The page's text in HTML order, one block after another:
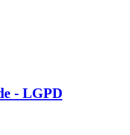
- LGPD